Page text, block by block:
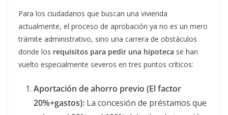
Para los ciudadanos que buscan una vivienda
actualmente, el proceso de aprobación ya no es un mero
trámite administrativo, sino una carrera de obstáculos
donde los requisitos para pedir una hipoteca se han
vuelto especialmente severos en tres puntos críticos:
Aportación de ahorro previo (El factor
20%+gastos): La concesión de préstamos que